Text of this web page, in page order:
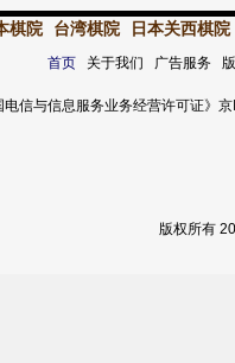
棋院 台湾棋院 日本关西棋院
首页关于我们 广告服务
电信与信息服务业务经营许可证
版权所有